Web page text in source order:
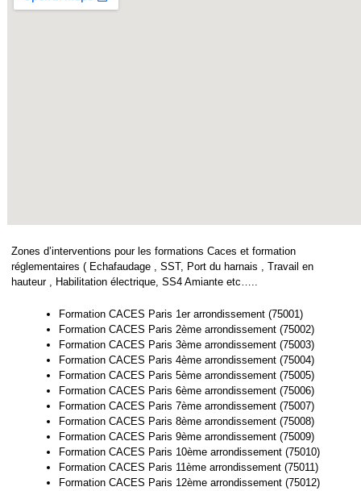
Zones d’interventions pour les formations Caces et formation
réglementaires ( Echafaudage , SST, Port du harnais , Travail en
hauteur , Habilitation électrique, SS4 Amiante etc…..
Formation CACES Paris 1er arrondissement (75001)
Formation CACES Paris 2ème arrondissement (75002)
Formation CACES Paris 3ème arrondissement (75003)
Formation CACES Paris 4ème arrondissement (75004)
Formation CACES Paris 5ème arrondissement (75005)
Formation CACES Paris 6ème arrondissement (75006)
Formation CACES Paris 7ème arrondissement (75007)
Formation CACES Paris 8ème arrondissement (75008)
Formation CACES Paris 9ème arrondissement (75009)
Formation CACES Paris 10ème arrondissement (75010)
Formation CACES Paris 11ème arrondissement (75011)
Formation CACES Paris 12ème arrondissement (75012)